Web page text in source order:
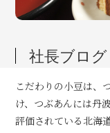
社長ブログ
こだわりの小豆は、
け、つぶあんには丹
評価されている北海